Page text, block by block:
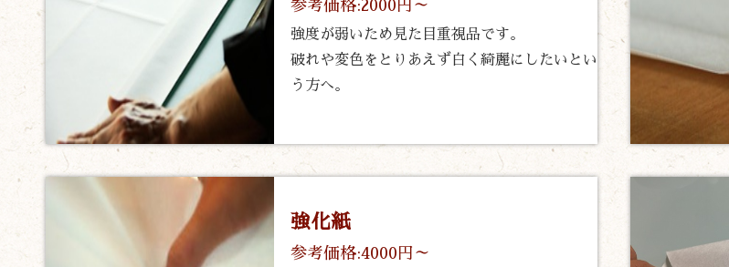
参考価格:2000円～
強度が弱いため見た目重視品です。
破れや変色をとりあえず白く綺麗にしたいとい
う方へ。
強化紙
参考価格:4000円～